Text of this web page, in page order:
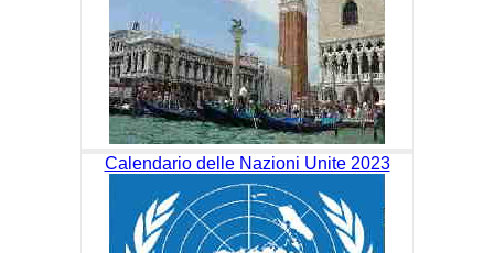
Calendario delle Nazioni Unite 2023